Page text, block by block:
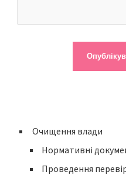
Очищення влади
Нормативні
Проведення